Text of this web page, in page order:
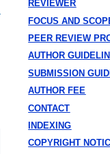
REVIEWER
FOCUS AND
PEER REVIEW
AUTHOR
SUBMISSION
AUTHOR FEE
CONTACT
INDEXING
COPYRIGHT